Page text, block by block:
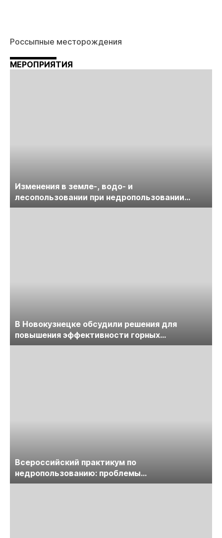
Россыпные месторождения
МЕРОПРИЯТИЯ
Изменения в земле-, водо- и
лесопользовании при недропользовании
обсудят на семинаре «ПравоТЭК»
В Новокузнецке обсудили решения для
повышения эффективности горных
предприятий
Всероссийский практикум по
недропользованию: проблемы
лицензирования, цифровизации, экспертизы